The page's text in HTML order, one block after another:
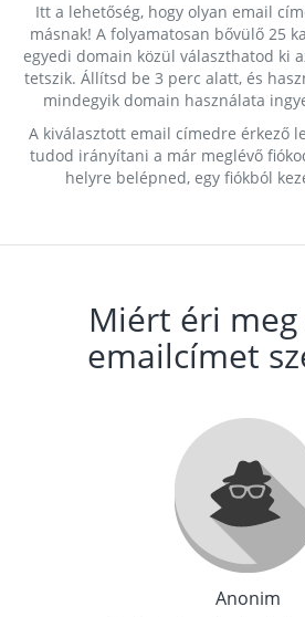
Itt a lehetőség, hogy olyan email
másnak! A folyamatosan bővülő 25
egyedi domain közül választhatod ki
tetszik. Állítsd be 3 perc alatt, és
mindegyik domain használata
A kiválasztott email címedre érkező
tudod irányítani a már meglévő
helyre belépned, egy fiókból
Miért éri meg
emailcímet
Anonim